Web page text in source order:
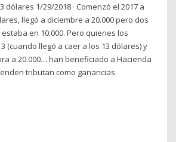
dólares 1/29/2018 · Comenzó el 2017 a
llegó a diciembre a 20.000 pero dos
en 10.000. Pero quienes los
(cuando llegó a caer a los 13 dólares) y
a 20.000… han beneficiado a Hacienda
tributan como ganancias